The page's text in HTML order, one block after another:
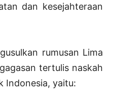
dan kesejahteraan
rumusan Lima
tertulis naskah
Indonesia, yaitu: